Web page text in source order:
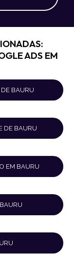
ADS EM
DE BAURU
DE BAURU
EM BAURU